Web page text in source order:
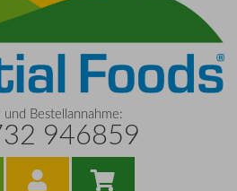
und Bestellannahme:
946859